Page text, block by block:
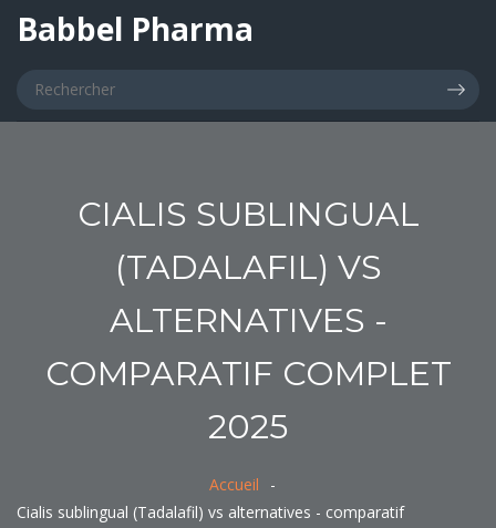
Babbel Pharma
CIALIS SUBLINGUAL
(TADALAFIL) VS
ALTERNATIVES -
COMPARATIF COMPLET
2025
Accueil
Cialis sublingual (Tadalafil) vs alternatives - comparatif